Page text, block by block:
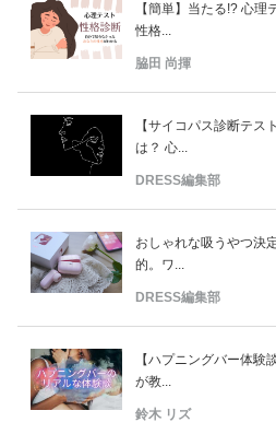
【簡単】当たる!? 心
性格...
脇田 尚揮
【サイコパス診断テス
は？ 心...
DRESS編集部
おしゃれな吸うやつ決
的。ワ...
DRESS編集部
【ハプニングバー体
が教...
鈴木 リズ